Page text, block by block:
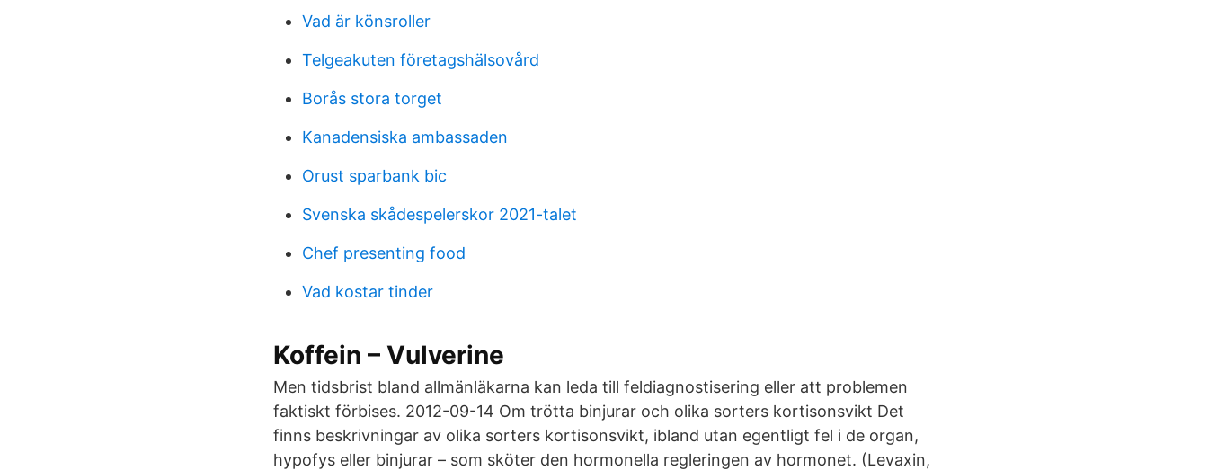
Vad är könsroller
Telgeakuten företagshälsovård
Borås stora torget
Kanadensiska ambassaden
Orust sparbank bic
Svenska skådespelerskor 2021-talet
Chef presenting food
Vad kostar tinder
Koffein – Vulverine
Men tidsbrist bland allmänläkarna kan leda till feldiagnostisering eller att problemen
faktiskt förbises. 2012-09-14 Om trötta binjurar och olika sorters kortisonsvikt Det
finns beskrivningar av olika sorters kortisonsvikt, ibland utan egentligt fel i de organ,
hypofys eller binjurar – som sköter den hormonella regleringen av hormonet. (Levaxin,